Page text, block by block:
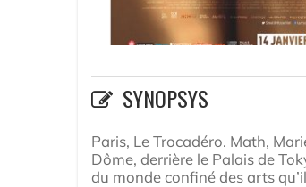
SYNOPSYS
Paris, Le Trocadéro. Math,
Dôme, derrière le Palais de
du monde confiné des arts